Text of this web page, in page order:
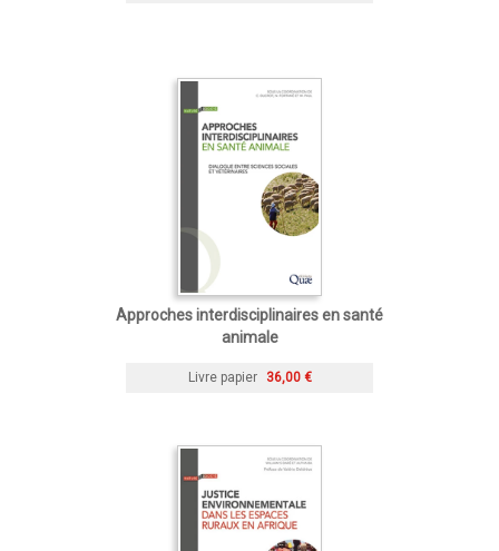
Approches interdisciplinaires en santé
animale
Livre papier 36,00 €